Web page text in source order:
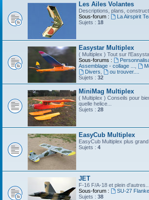
Les Ailes Volantes
Descriptions, plans,
Sous-forum :
La Airspirit
Sujets : 18
Easystar Multiplex
( Multiplex ) Tout sur
Sous-forums :
Assemblage - collage ...
Divers
ou trouver....
Sujets : 32
MiniMag Multiplex
( Multiplex ) Conseils pour
quelle helice...
Sujets : 28
EasyCub Multiplex
EasyCub Multiplex plus
Sujets : 4
JET
F-16 F/A-18 et plein d'autres....
Sous-forum :
SU-27
Sujets : 38